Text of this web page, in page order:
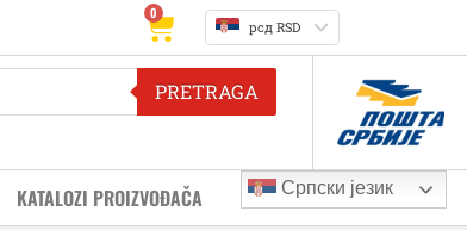
0
рсд RSD
PRETRAGA
KATALOZI PROIZVOĐAČA Српски језик